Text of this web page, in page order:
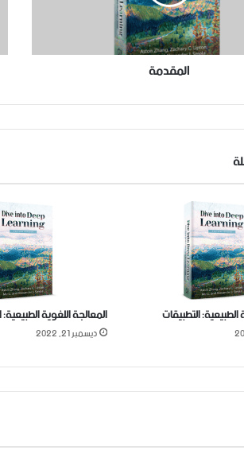
المقدمة
التطبيقات المعالجة اللغوية
ديسمبر 21, 2022